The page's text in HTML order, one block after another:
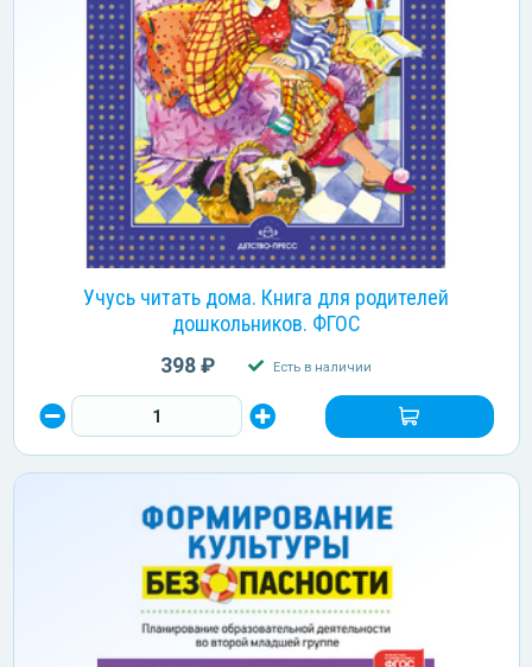
Учусь читать дома. Книга для родителей
дошкольников. ФГОС
398 ₽ Есть в наличии